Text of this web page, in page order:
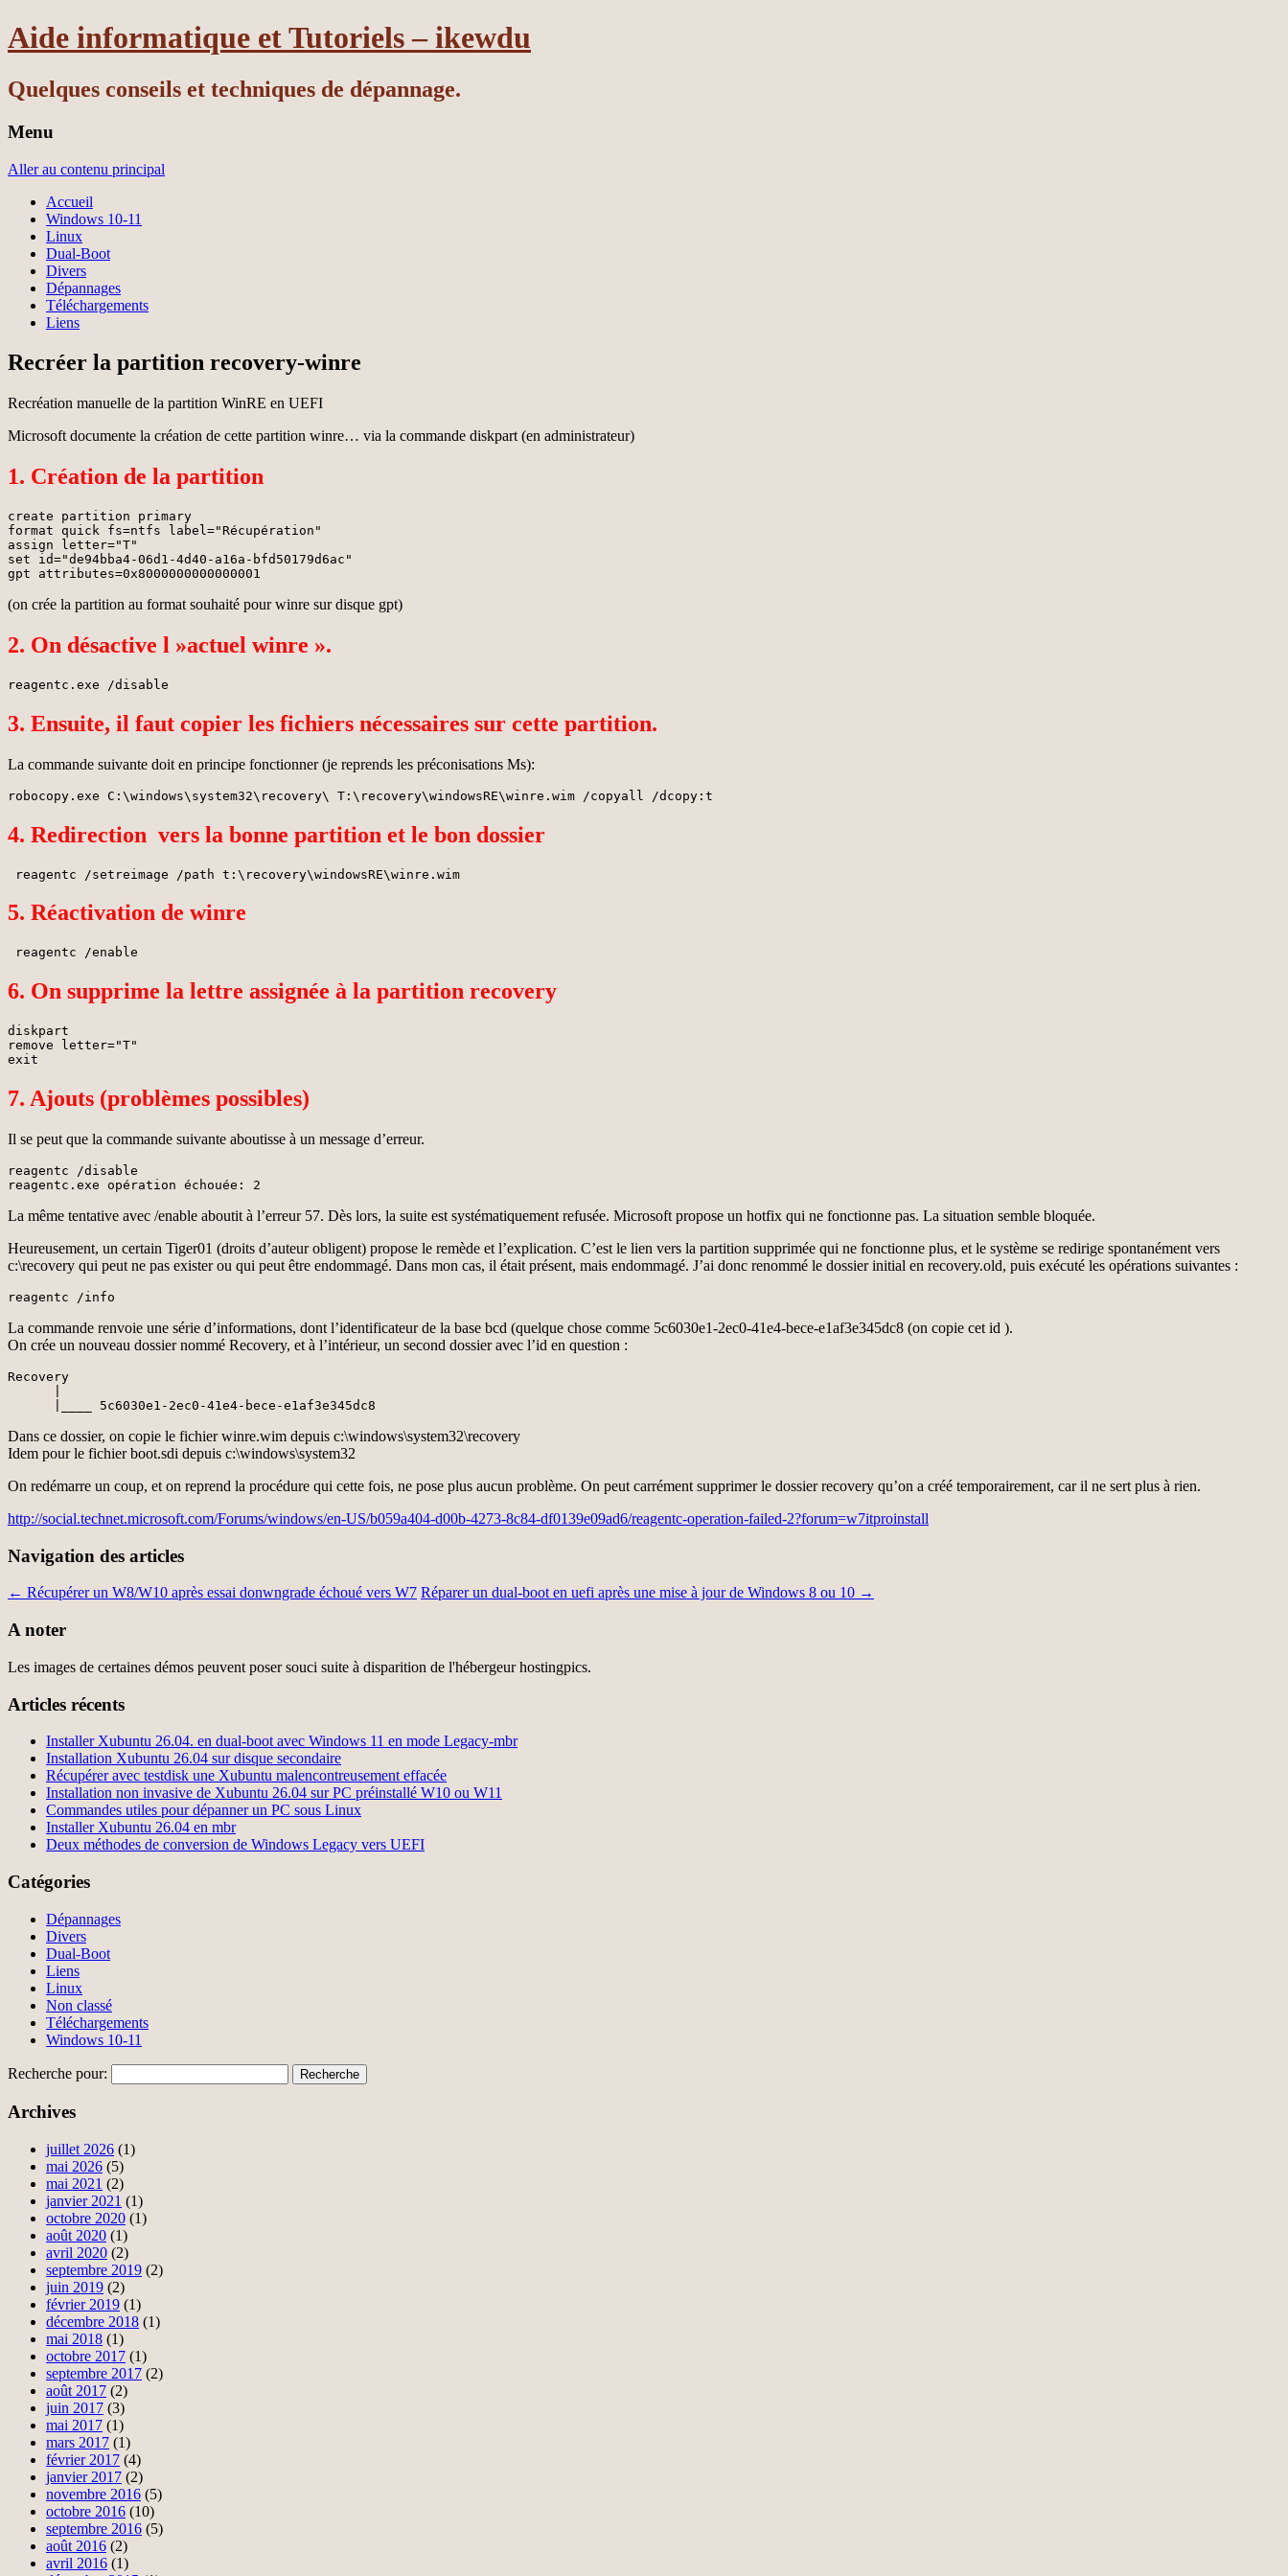
Aide informatique et Tutoriels – ikewdu
Quelques conseils et techniques de dépannage.
Menu
Aller au contenu principal
Accueil
Windows 10-11
Linux
Dual-Boot
Divers
Dépannages
Téléchargements
Liens
Recréer la partition recovery-winre
Recréation manuelle de la partition WinRE en UEFI
Microsoft documente la création de cette partition winre… via la commande diskpart (en administrateur)
1. Création de la partition
create partition primary
format quick fs=ntfs label="Récupération"
assign letter="T"
set id="de94bba4-06d1-4d40-a16a-bfd50179d6ac"
gpt attributes=0x8000000000000001
(on crée la partition au format souhaité pour winre sur disque gpt)
2. On désactive l »actuel winre ».
reagentc.exe /disable
3. Ensuite, il faut copier les fichiers nécessaires sur cette partition.
La commande suivante doit en principe fonctionner (je reprends les préconisations Ms):
robocopy.exe C:\windows\system32\recovery\ T:\recovery\windowsRE\winre.wim /copyall /dcopy:t
4. Redirection vers la bonne partition et le bon dossier
reagentc /setreimage /path t:\recovery\windowsRE\winre.wim
5. Réactivation de winre
reagentc /enable
6. On supprime la lettre assignée à la partition recovery
diskpart
remove letter="T"
exit
7. Ajouts (problèmes possibles)
Il se peut que la commande suivante aboutisse à un message d’erreur.
reagentc /disable
reagentc.exe opération échouée: 2
La même tentative avec /enable aboutit à l’erreur 57. Dès lors, la suite est systématiquement refusée. Microsoft propose un hotfix qui ne fonctionne pas. La situation semble bloquée.
Heureusement, un certain Tiger01 (droits d’auteur obligent) propose le remède et l’explication. C’est le lien vers la partition supprimée qui ne fonctionne plus, et le système se redirige spontanément vers
c:\recovery qui peut ne pas exister ou qui peut être endommagé. Dans mon cas, il était présent, mais endommagé. J’ai donc renommé le dossier initial en recovery.old, puis exécuté les opérations suivantes :
reagentc /info
La commande renvoie une série d’informations, dont l’identificateur de la base bcd (quelque chose comme 5c6030e1-2ec0-41e4-bece-e1af3e345dc8 (on copie cet id ).
On crée un nouveau dossier nommé Recovery, et à l’intérieur, un second dossier avec l’id en question :
Recovery
      |____ 5c6030e1-2ec0-41e4-bece-e1af3e345dc8
Dans ce dossier, on copie le fichier winre.wim depuis c:\windows\system32\recovery
Idem pour le fichier boot.sdi depuis c:\windows\system32
On redémarre un coup, et on reprend la procédure qui cette fois, ne pose plus aucun problème. On peut carrément supprimer le dossier recovery qu’on a créé temporairement, car il ne sert plus à rien.
http://social.technet.microsoft.com/Forums/windows/en-US/b059a404-d00b-4273-8c84-df0139e09ad6/reagentc-operation-failed-2?forum=w7itproinstall
Navigation des articles
← Récupérer un W8/W10 après essai donwngrade échoué vers W7 Réparer un dual-boot en uefi après une mise à jour de Windows 8 ou 10 →
A noter
Les images de certaines démos peuvent poser souci suite à disparition de l'hébergeur hostingpics.
Articles récents
Installer Xubuntu 26.04. en dual-boot avec Windows 11 en mode Legacy-mbr
Installation Xubuntu 26.04 sur disque secondaire
Récupérer avec testdisk une Xubuntu malencontreusement effacée
Installation non invasive de Xubuntu 26.04 sur PC préinstallé W10 ou W11
Commandes utiles pour dépanner un PC sous Linux
Installer Xubuntu 26.04 en mbr
Deux méthodes de conversion de Windows Legacy vers UEFI
Catégories
Dépannages
Divers
Dual-Boot
Liens
Linux
Non classé
Téléchargements
Windows 10-11
Recherche pour:
Archives
juillet 2026 (1)
mai 2026 (5)
mai 2021 (2)
janvier 2021 (1)
octobre 2020 (1)
août 2020 (1)
avril 2020 (2)
septembre 2019 (2)
juin 2019 (2)
février 2019 (1)
décembre 2018 (1)
mai 2018 (1)
octobre 2017 (1)
septembre 2017 (2)
août 2017 (2)
juin 2017 (3)
mai 2017 (1)
mars 2017 (1)
février 2017 (4)
janvier 2017 (2)
novembre 2016 (5)
octobre 2016 (10)
septembre 2016 (5)
août 2016 (2)
avril 2016 (1)